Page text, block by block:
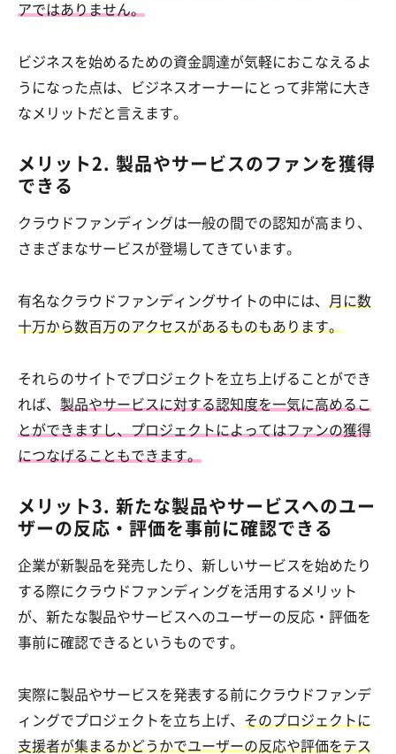
アではありません。
ビジネスを始めるための資金調達が気軽におこなえるよ
うになった点は、ビジネスオーナーにとって非常に大き
なメリットだと言えます。
メリット2. 製品やサービスのファンを獲得
できる
クラウドファンディングは一般の間での認知が高まり、
さまざまなサービスが登場してきています。
有名なクラウドファンディングサイトの中には、
月に数
十万から数百万のアクセスがあるものもあります。
それらのサイトでプロジェクトを立ち上げることができ
れば、 製品やサービスに対する認知度を一気に高めるこ
とができますし、プロジェクトによってはファンの獲得
につなげることもできます。
メリット3. 新たな製品やサービスへのユー
ザーの反応・評価を事前に確認できる
企業が新製品を発売したり、新しいサービスを始めたり
する際にクラウドファンディングを活用するメリット
が、新たな製品やサービスへのユーザーの反応・評価を
事前に確認できるというものです。
実際に製品やサービスを発表する前にクラウドファンデ
ィングでプロジェクトを立ち上げ、 そのプロジェクトに
支援者が集まるかどうかでユーザーの反応や評価をテス